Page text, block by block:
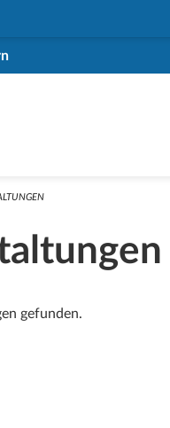
gefunden.